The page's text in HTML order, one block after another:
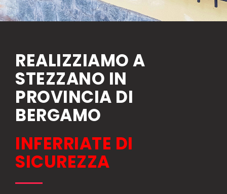
REALIZZIAMO A
STEZZANO IN
PROVINCIA DI
BERGAMO
INFERRIATE DI
SICUREZZA